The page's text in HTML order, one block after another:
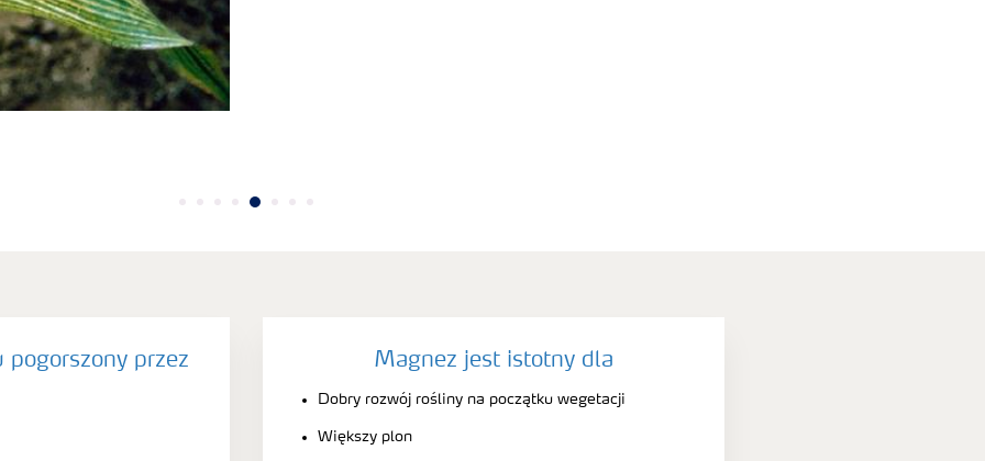
pogorszony przez Magnez jest istotny dla
Dobry rozwój rośliny na początku wegetacji
Większy plon